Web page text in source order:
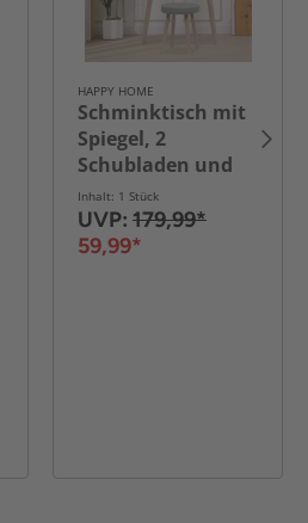
HAPPY HOME
Schminktisch mit
Spiegel, 2
Schubladen und
Hocker - weiß
Inhalt: 1 Stück
UVP: 179,99*
59,99*